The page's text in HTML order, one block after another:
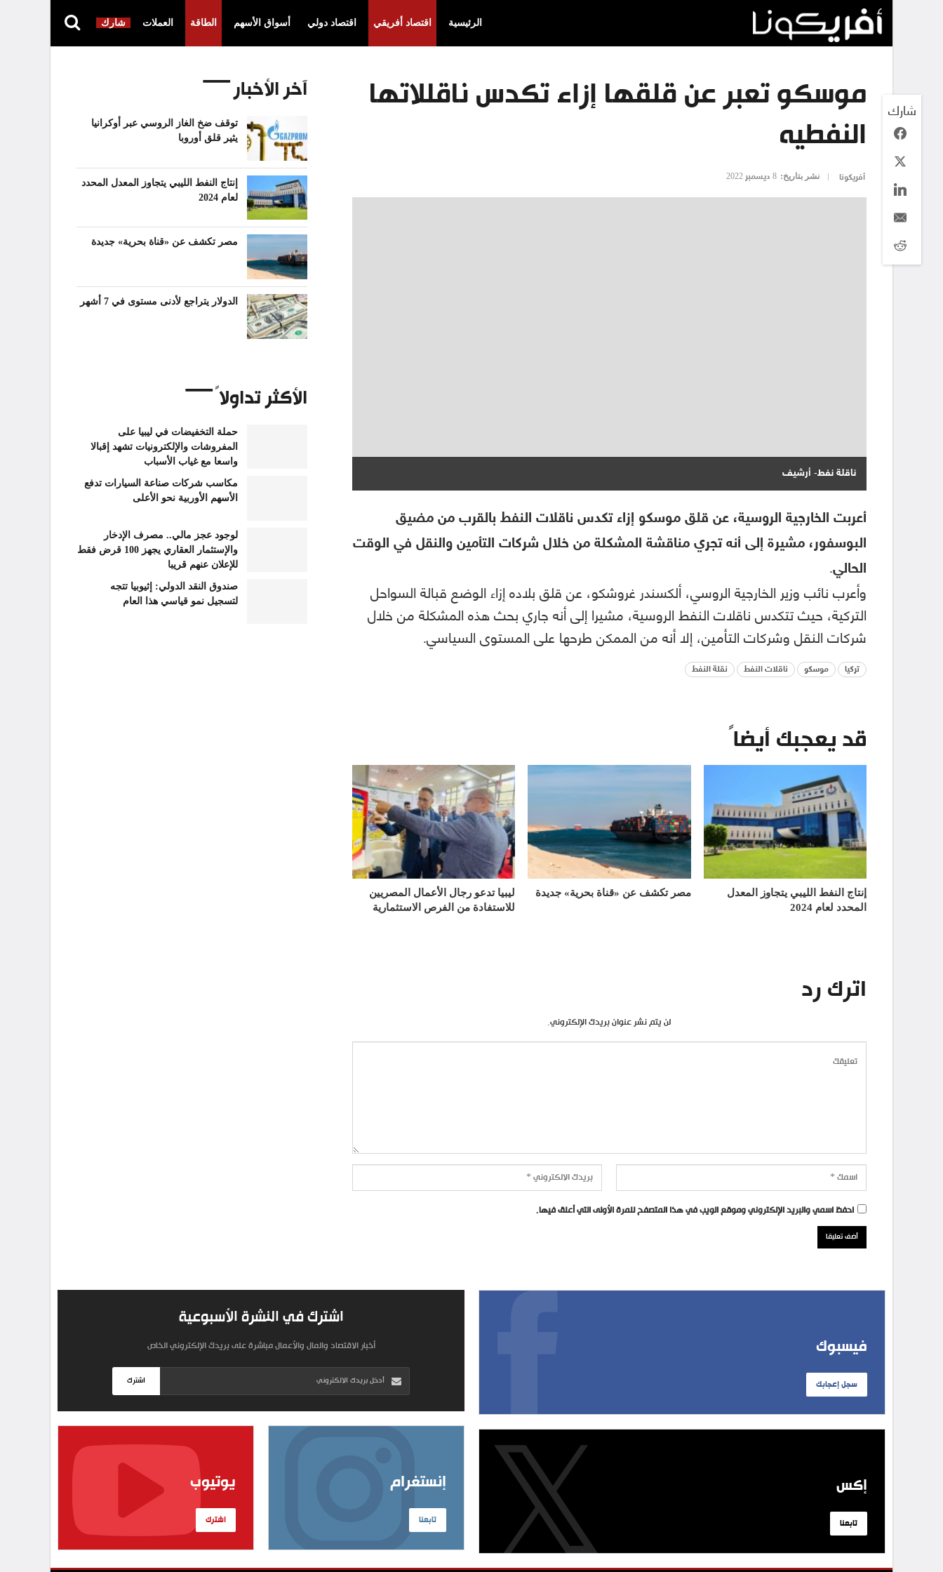
الرئيسية اقتصاد أفريقي اقتصاد دولي أسواق الأسهم الطاقة العملات شارك
موسكو تعبر عن قلقها إزاء تكدس ناقللاتها
النفطيه
أفريكونا نشر بتاريخ: 8 ديسمبر 2022
ناقلة نفط- أرشيف
شارك
أعربت الخارجية الروسية، عن قلق موسكو إزاء تكدس ناقلات النفط بالقرب من مضيق
البوسفور، مشيرة إلى أنه تجري مناقشة المشكلة من خلال شركات التأمين والنقل في الوقت
الحالي.
وأعرب نائب وزير الخارجية الروسي، ألكسندر غروشكو، عن قلق بلاده إزاء الوضع قبالة السواحل
التركية، حيث تتكدس ناقلات النفط الروسية، مشيرا إلى أنه جاري بحث هذه المشكلة من خلال
شركات النقل وشركات التأمين، إلا أنه من الممكن طرحها على المستوى السياسي.
تركيا موسكو ناقلات النفط نقلة النفط
قد يعجبك أيضاً
إنتاج النفط الليبي يتجاوز المعدل
المحدد لعام 2024
مصر تكشف عن «قناة بحرية» جديدة
ليبيا تدعو رجال الأعمال المصريين
للاستفادة من الفرص الاستثمارية
اترك رد
لن يتم نشر عنوان بريدك الإلكتروني.
احفظ اسمي والبريد الإلكتروني وموقع الويب في هذا المتصفح للمرة الأولى التي أعلق فيها.
آخر الأخبار
توقف ضخ الغاز الروسي عبر أوكرانيا
يثير قلق أوروبا
إنتاج النفط الليبي يتجاوز المعدل المحدد
لعام 2024
مصر تكشف عن «قناة بحرية» جديدة
الدولار يتراجع لأدنى مستوى في 7 أشهر
الأكثر تداولاً
حملة التخفيضات في ليبيا على
المفروشات والإلكترونيات تشهد إقبالا
واسعا مع غياب الأسباب
مكاسب شركات صناعة السيارات تدفع
الأسهم الأوربية نحو الأعلى
لوجود عجز مالي.. مصرف الإدخار
والإستثمار العقاري يجهز 100 قرض فقط
للإعلان عنهم قريبا
صندوق النقد الدولي: إثيوبيا تتجه
لتسجيل نمو قياسي هذا العام
فيسبوك
سجل إعجابك
إكس
تابعنا
اشترك في النشرة الأسبوعية
أخبار الاقتصاد والمال والأعمال مباشرة على بريدك الإلكتروني الخاص
اشترك
إنستغرام
تابعنا
يوتيوب
اشترك